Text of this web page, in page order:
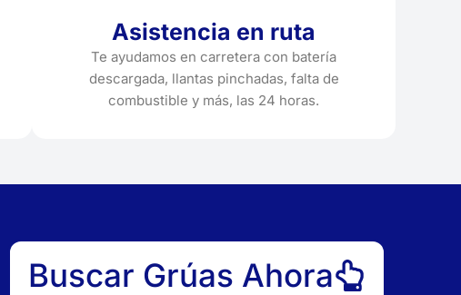
Asistencia en ruta
Te ayudamos en carretera con batería
descargada, llantas pinchadas, falta de
combustible y más, las 24 horas.
Buscar Grúas Ahora